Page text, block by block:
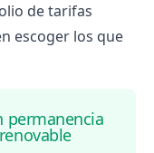
de tarifas
escoger los que
permanencia